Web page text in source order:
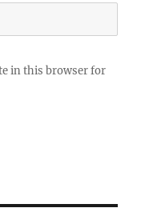
in this browser for